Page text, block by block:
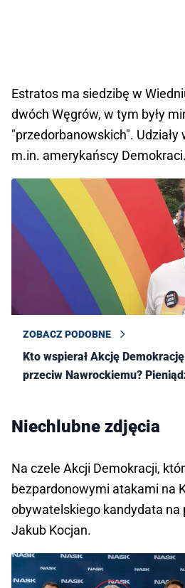
Estratos ma siedzibę w
dwóch Węgrów, w tym były
"przedorbanowskich".
m.in. amerykańscy Demokraci.
ZOBACZ PODOBNE
Kto wspierał Akcję
przeciw Nawrockiemu?
Niechlubne zdjęcia
Na czele Akcji Demokracji,
bezpardonowymi atakami na
obywatelskiego kandydata na
Jakub Kocjan.